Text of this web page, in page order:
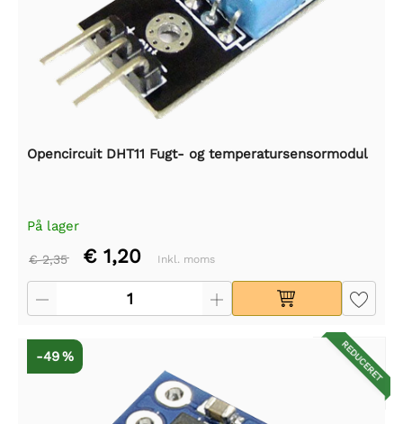
Opencircuit DHT11 Fugt- og temperatursensormodul
På lager
€ 2,35 € 1,20 Inkl. moms
REDUCERET
-49 %